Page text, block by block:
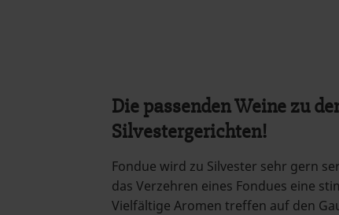
Die passenden Weine zu
Silvestergerichten!
Fondue wird zu Silvester sehr gern
das Verzehren eines Fondues eine
Vielfältige Aromen treffen auf den